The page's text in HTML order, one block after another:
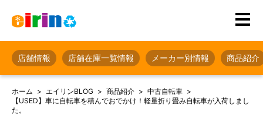
店舗情報 店舗在庫一覧情報 メーカー別情報 商品紹介
ホーム エイリンBLOG 商品紹介
中古自転車
【USED】車に自転車を積んでおでかけ！軽量折り畳み自転車が入荷しまし
た。